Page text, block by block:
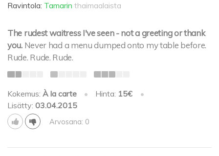
Ravintola: Tamarin thaimaalaista
The rudest waitress I've seen - not a greeting or thank
you. Never had a menu dumped onto my table before.
Rude. Rude. Rude.
Kokemus: À la carte • Hinta: 15€
•
Lisätty: 03.04.2015
Arvosana: 0